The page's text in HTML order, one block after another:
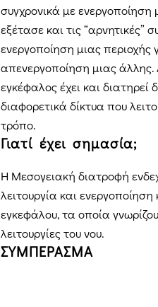
συγχρονικά με
εξέτασε και τις “αρνητικές”
ενεργοποίηση μιας περιοχής
απενεργοποίηση μιας άλλης.
εγκέφαλος έχει και διατηρεί
διαφορετικά δίκτυα που
τρόπο.
Γιατί έχει σημασία;
Η Μεσογειακή διατροφή
λειτουργία και
εγκεφάλου, τα οποία
λειτουργίες του νου.
ΣΥΜΠΕΡΑΣΜΑ